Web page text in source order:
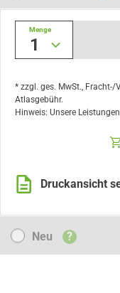
1
Menge
* zzgl. ges. MwSt.,
Atlasgebühr.
Hinweis: Unsere
Druckansicht
NeuNeu ?